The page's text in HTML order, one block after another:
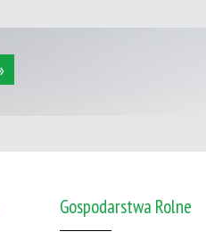
Gospodarstwa Rolne